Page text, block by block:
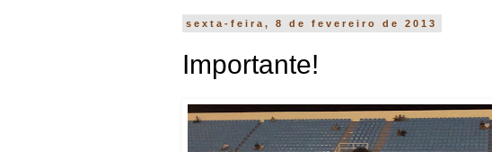
sexta-feira, 8 de fevereiro de 2013
Importante!